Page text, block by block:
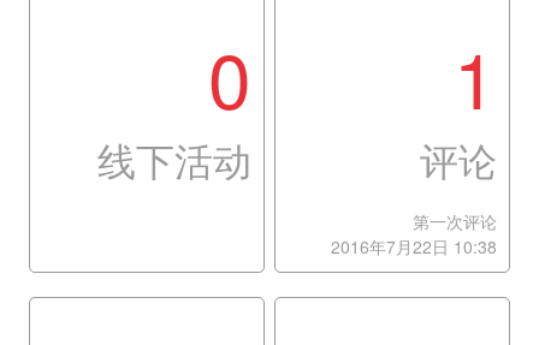
0
线下活动
1
评论
第一次评论
2016年7月22日 10:38